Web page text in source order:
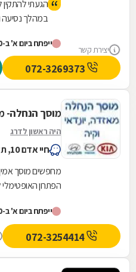
יצירת קשר
הגעתי
במהלך נסיעה
המקום מטופח
ייפתח ביום א' ב-7:00
מוסך הנחלה-
היה ראשון לדרג
חיי אדם 10, תל אביב
מחפשים מוסך
הפתרון
קיה...ייפתח ביום א' ב-7:00
072-3254414